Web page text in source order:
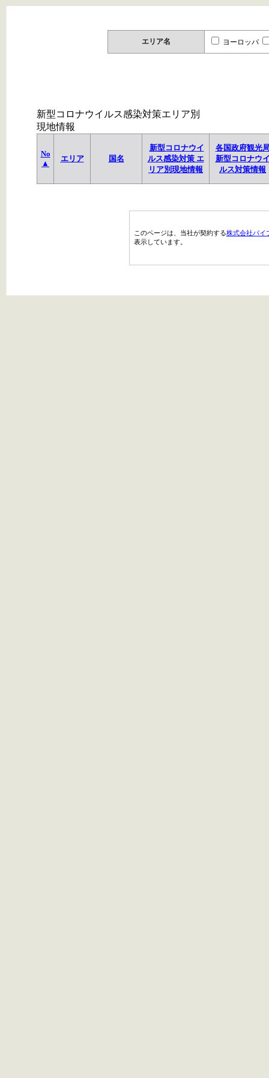
エリア名 ヨーロッパ
新型コロナウイルス感染対策エリア別
現地情報
No
▲
エリア 国名
新型コロナウイ
ルス感染対策 エ
リア別現地情報
各国政府観光
新型コロナウ
ルス対策情報
このページは、当社が契約する株式会社パイ
表示しています。